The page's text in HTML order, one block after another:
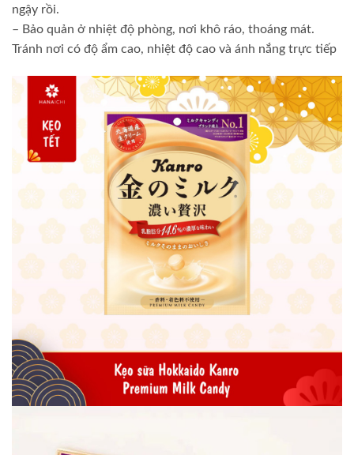
ngậy rồi.
– Bảo quản ở nhiệt độ phòng, nơi khô ráo, thoáng mát.
Tránh nơi có độ ẩm cao, nhiệt độ cao và ánh nắng trực tiếp